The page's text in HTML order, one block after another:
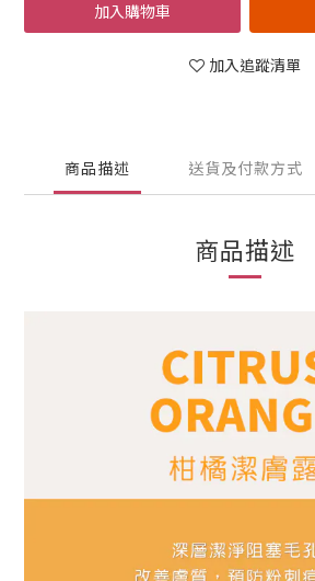
加入購物車
加入追蹤清單
商品描述 送貨及付款方式
商品描述